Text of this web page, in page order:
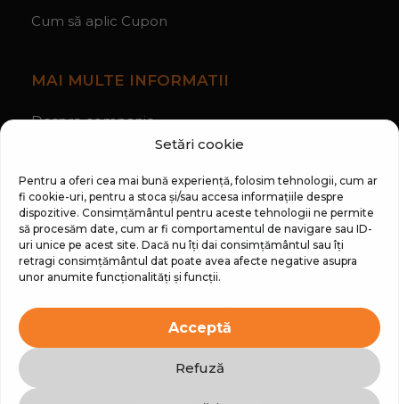
Setări cookie
Pentru a oferi cea mai bună experiență, folosim tehnologii, cum ar
fi cookie-uri, pentru a stoca și/sau accesa informațiile despre
dispozitive. Consimțământul pentru aceste tehnologii ne permite
să procesăm date, cum ar fi comportamentul de navigare sau ID-
uri unice pe acest site. Dacă nu îți dai consimțământul sau îți
retragi consimțământul dat poate avea afecte negative asupra
unor anumite funcționalități și funcții.
Acceptă
Refuză
Cum să aplic Cupon
MAI MULTE INFORMATII
Despre companie
Regulament Campanie „100 zile pana la vis”
Toate drepturile sunt rezervate.
Folosim plată sigură